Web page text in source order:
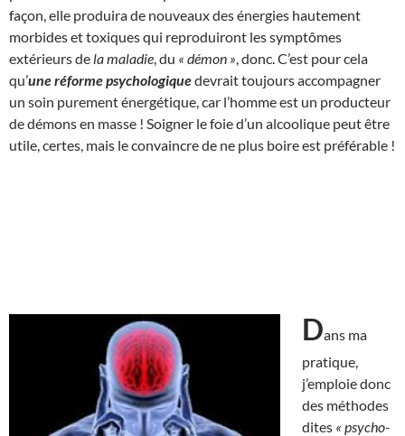
façon, elle produira de nouveaux des énergies hautement
morbides et toxiques qui reproduiront les symptômes
extérieurs de la maladie , du « démon » , donc. C’est pour cela
qu’une réforme psychologiquedevrait toujours accompagner
un soin purement énergétique, car l’homme est un producteur
de démons en masse ! Soigner le foie d’un alcoolique peut être
utile, certes, mais le convaincre de ne plus boire est préférable !
Dans ma
pratique,
j’emploie donc
des méthodes
dites « psycho-